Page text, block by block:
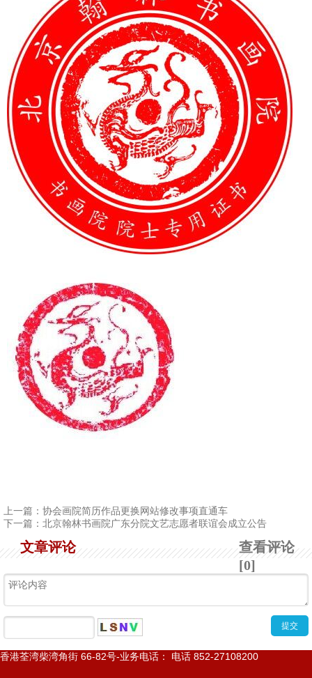
上一篇： 协会画院简历作品更换网站修改事项直通车
下一篇： 北京翰林书画院广东分院文艺志愿者联谊会成立公告
查看评论
[0]
文章评论
香港荃湾柴湾角街 66-82号-业务电话： 电话 852-27108200